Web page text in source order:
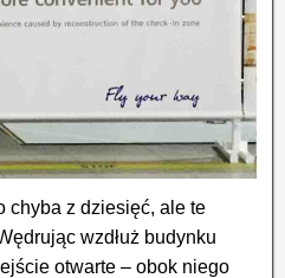
chyba z dziesięć, ale te
wzdłuż budynku
otwarte – obok niego